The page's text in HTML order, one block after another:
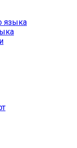
языка